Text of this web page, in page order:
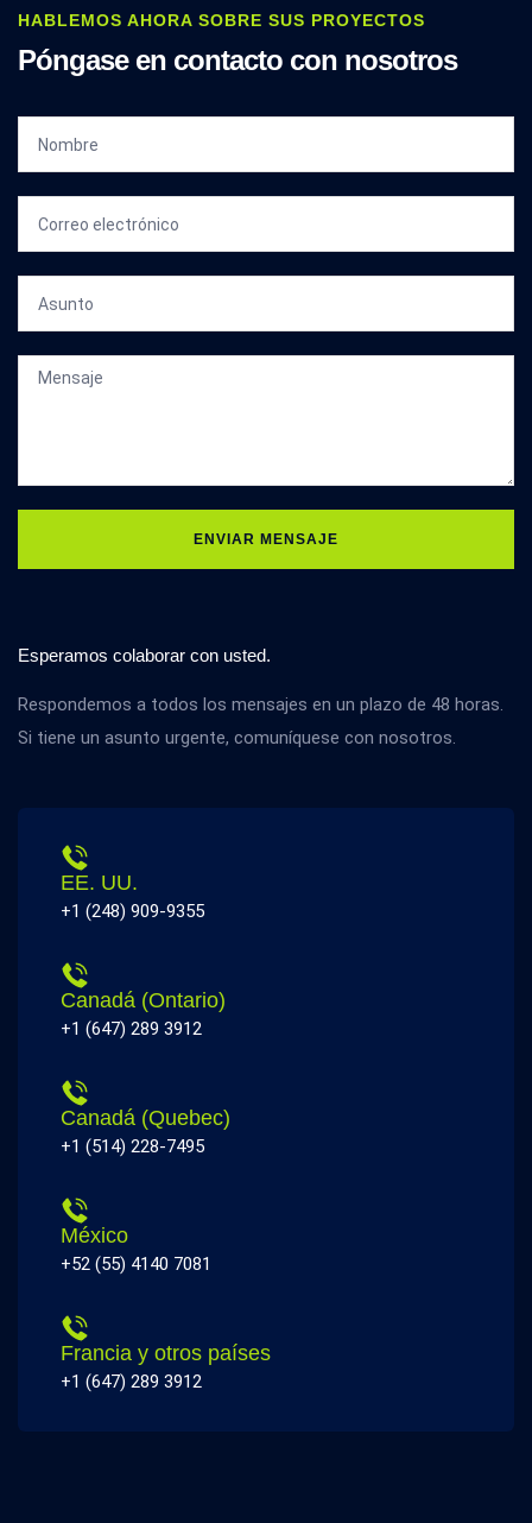
HABLEMOS AHORA SOBRE SUS PROYECTOS
Póngase en contacto con nosotros
ENVIAR MENSAJE
Esperamos colaborar con usted.
Respondemos a todos los mensajes en un plazo de 48 horas.
Si tiene un asunto urgente, comuníquese con nosotros.
EE. UU.
+1 (248) 909-9355
Canadá (Ontario)
+1 (647) 289 3912
Canadá (Quebec)
+1 (514) 228-7495
México
+52 (55) 4140 7081
Francia y otros países
+1 (647) 289 3912